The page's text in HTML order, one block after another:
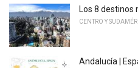
Los 8 destinos
CENTRO Y
Andalucía |